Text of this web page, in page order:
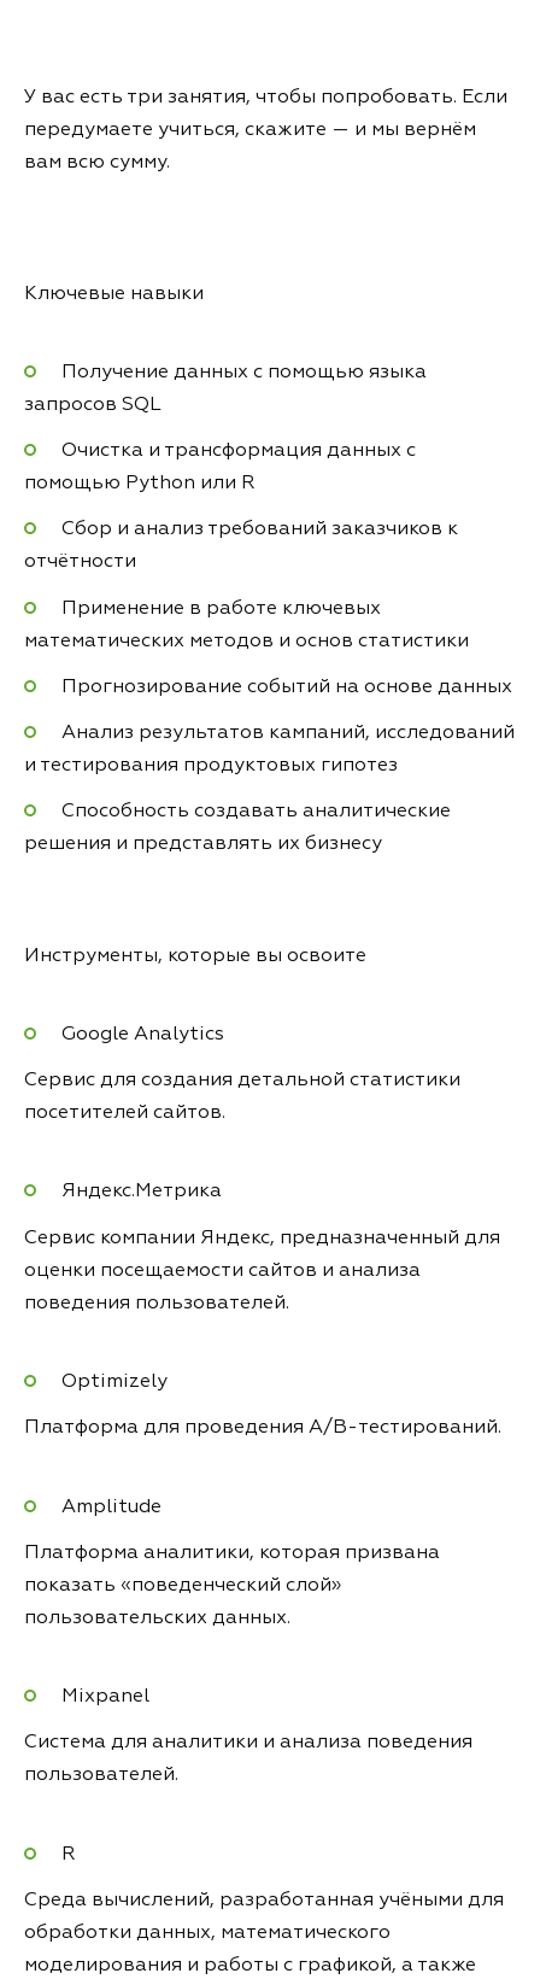
У вас есть три занятия, чтобы попробовать. Если
передумаете учиться, скажите — и мы вернём
вам всю сумму.
Ключевые навыки
Получение данных с помощью языка
запросов SQL
Очистка и трансформация данных с
помощью Python или R
Сбор и анализ требований заказчиков к
отчётности
Применение в работе ключевых
математических методов и основ статистики
Прогнозирование событий на основе данных
Анализ результатов кампаний, исследований
и тестирования продуктовых гипотез
Способность создавать аналитические
решения и представлять их бизнесу
Инструменты, которые вы освоите
Google Analytics
Сервис для создания детальной статистики
посетителей сайтов.
Яндекс.Метрика
Сервис компании Яндекс, предназначенный для
оценки посещаемости сайтов и анализа
поведения пользователей.
Optimizely
Платформа для проведения A/B-тестирований.
Amplitude
Платформа аналитики, которая призвана
показать «поведенческий слой»
пользовательских данных.
Mixpanel
Система для аналитики и анализа поведения
пользователей.
R
Среда вычислений, разработанная учёными для
обработки данных, математического
моделирования и работы с графикой, а также